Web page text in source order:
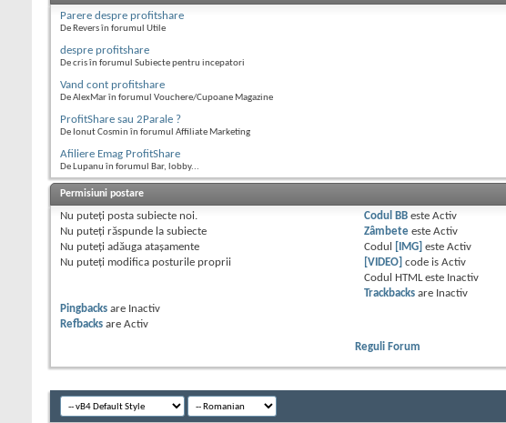
Parere despre profitshare
De Revers în forumul Utile
despre profitshare
De cris în forumul Subiecte pentru incepatori
Vand cont profitshare
De AlexMar în forumul Vouchere/Cupoane Magazine
ProfitShare sau 2Parale ?
De Ionut Cosmin în forumul Affiliate Marketing
Afiliere Emag ProfitShare
De Lupanu în forumul Bar, lobby...
Permisiuni postare
Nu puteţi posta subiecte noi.
Nu puteţi răspunde la subiecte
Nu puteţi adăuga ataşamente
Nu puteţi modifica posturile proprii
Codul BB esteActiv
Zâmbete esteActiv
Codul
[IMG] esteActiv
[VIDEO] code isActiv
Codul HTML este Inactiv
Trackbacks are Inactiv
Pingbacks are Inactiv
Refbacks are Activ
Reguli Forum